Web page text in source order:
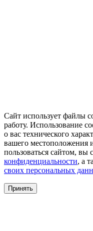
Сайт использует файлы
работу. Использование
о вас технического
вашего
пользоваться сайтом, вы
конфиденциальности, а
своих персональных
Принять